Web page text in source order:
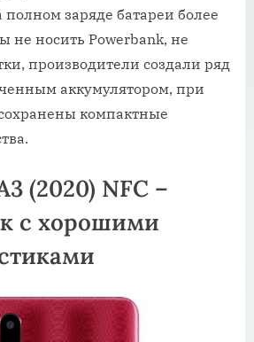
заряде батареи более
не носить Powerbank, не
производители создали ряд
аккумулятором, при
компактные
(2020) NFC –
с хорошими